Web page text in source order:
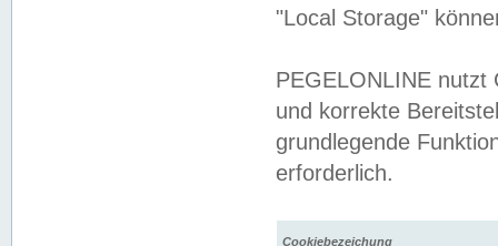
"Local Storage"
PEGELONLINE nutzt
und korrekte
grundlegende
erforderlich.
Cookiebezeichung